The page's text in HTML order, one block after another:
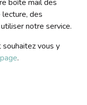
boîte mail des
des
notre service.
souhaitez vous y
.